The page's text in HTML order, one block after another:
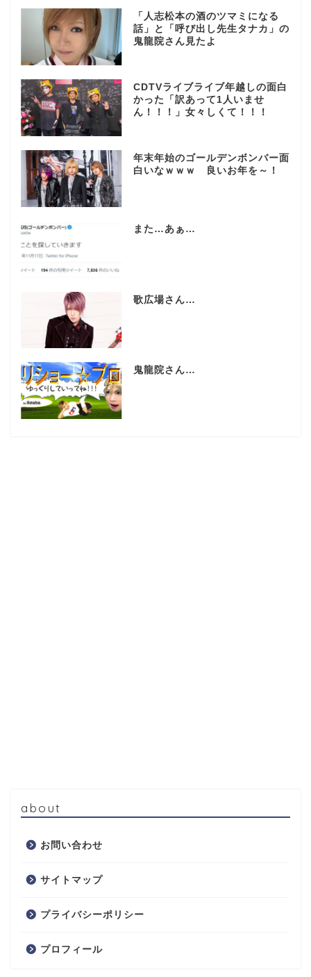
「人志松本の酒のツマミになる
話」と「呼び出し先生タナカ」の
鬼龍院さん見たよ
CDTVライブライブ年越しの面白
かった「訳あって1人いませ
ん！！！」女々しくて！！！
年末年始のゴールデンボンバー面
白いなｗｗｗ 良いお年を～！
また…あぁ…
歌広場さん…
鬼龍院さん…
about
お問い合わせ
サイトマップ
プライバシーポリシー
プロフィール